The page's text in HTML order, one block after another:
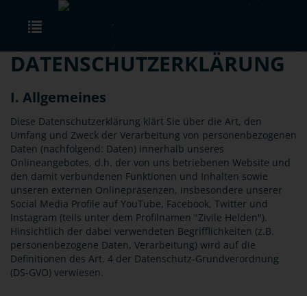
Skip to main content
DATENSCHUTZERKLÄRUNG
I. Allgemeines
Diese Datenschutzerklärung klärt Sie über die Art, den
Umfang und Zweck der Verarbeitung von personenbezogenen
Daten (nachfolgend: Daten) innerhalb unseres
Onlineangebotes, d.h. der von uns betriebenen Website und
den damit verbundenen Funktionen und Inhalten sowie
unseren externen Onlinepräsenzen, insbesondere unserer
Social Media Profile auf YouTube, Facebook, Twitter und
Instagram (teils unter dem Profilnamen "Zivile Helden").
Hinsichtlich der dabei verwendeten Begrifflichkeiten (z.B.
personenbezogene Daten, Verarbeitung) wird auf die
Definitionen des Art. 4 der Datenschutz-Grundverordnung
(DS-GVO) verwiesen.